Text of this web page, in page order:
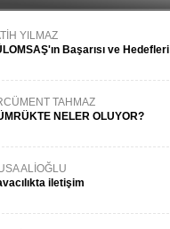
YILMAZ
Başarısı ve Hedefleri
TAHMAZ
NELER OLUYOR?
ALİOĞLU
iletişim